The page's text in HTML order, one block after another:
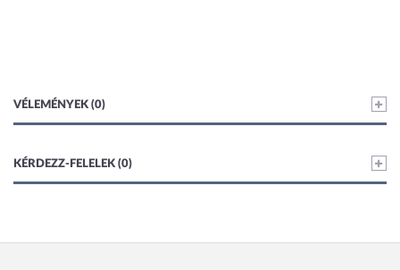
VÉLEMÉNYEK (0)
KÉRDEZZ-FELELEK (0)